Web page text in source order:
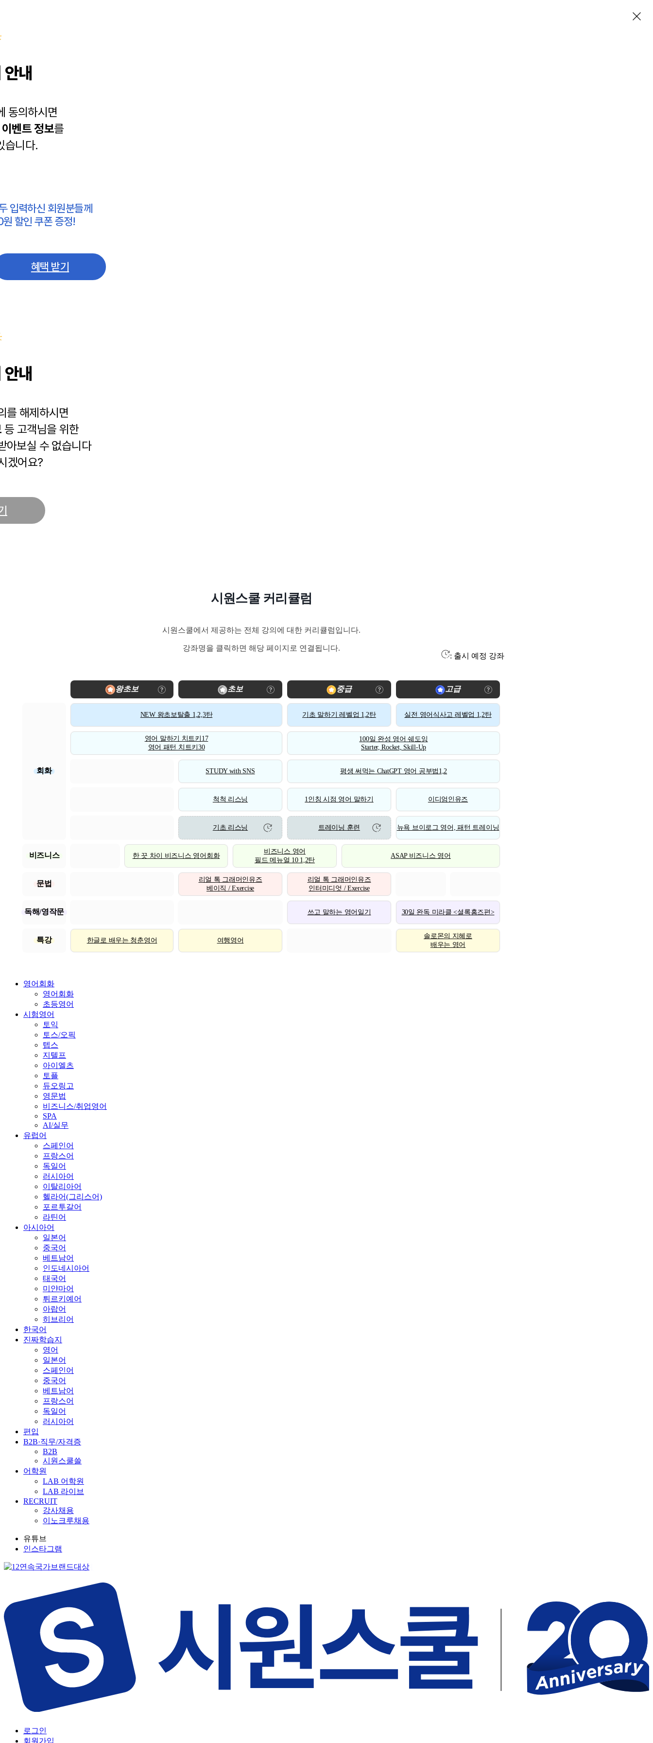
내
동의하시면
이벤트 정보를
습니다.
입력하신 회원분들께
할인 쿠폰 증정!
혜택 받기
내
를 해제하시면
등 고객님을 위한
아보실 수 없습니다
겠어요?
시원스쿨 커리큘럼
시원스쿨에서 제공하는 전체 강의에 대한 커리큘럼입니다.
강좌명을 클릭하면 해당 페이지로 연결됩니다.
: 출시 예정 강좌
왕초보 초보 중급 고급
회화
NEW 왕초보탈출 1,2,3탄 기초 말하기 레벨업 1,2탄 실전 영어식사고 레벨업 1,2탄
영어 말하기 치트키17
영어 패턴 치트키30
100일 완성 영어 쉐도잉
Starter, Rocket, Skill-Up
STUDY with SNS 평생 써먹는 ChatGPT 영어 공부법1,2
척척 리스닝 1인칭 시점 영어 말하기 이디엄인유즈
기초 리스닝 트레이닝 훈련 뉴욕 브이로그 영어, 패턴 트레이닝
비즈니스 한 끗 차이 비즈니스 영어회화
비즈니스 영어
필드 메뉴얼 10 1,2탄
ASAP 비즈니스 영어
문법
리얼 톡 그래머인유즈
베이직 / Exercise
리얼 톡 그래머인유즈
인터미디엇 / Exercise
독해/영작문 쓰고 말하는 영어일기 30일 완독 미라클 <셜록홈즈편>
특강 한글로 배우는 청춘영어 여행영어
솔로몬의 지혜로
배우는 영어
영어회화
영어회화
초등영어
시험영어
토익
토스/오픽
텝스
지텔프
아이엘츠
토플
듀오링고
영문법
비즈니스/취업영어
SPA
AI/실무
유럽어
스페인어
프랑스어
독일어
러시아어
이탈리아어
헬라어(그리스어)
포르투갈어
라틴어
아시아어
일본어
중국어
베트남어
인도네시아어
태국어
미얀마어
튀르키예어
아랍어
히브리어
한국어
진짜학습지
영어
일본어
스페인어
중국어
베트남어
프랑스어
독일어
러시아어
편입
B2B·직무/자격증
B2B
시원스쿨쓸
어학원
LAB 어학원
LAB 라이브
RECRUIT
강사채용
이노크루채용
유튜브
인스타그램
로그인
회원가입